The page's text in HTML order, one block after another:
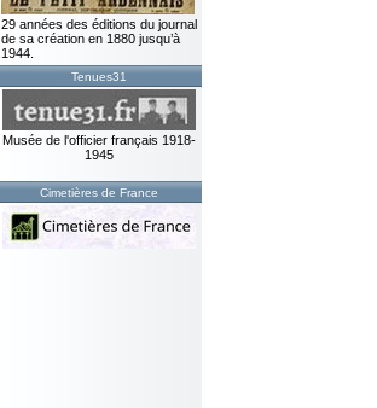
29 années des éditions du journal
de sa création en 1880 jusqu’à
1944.
Tenues31
Musée de l'officier français 1918-
1945
Cimetières de France